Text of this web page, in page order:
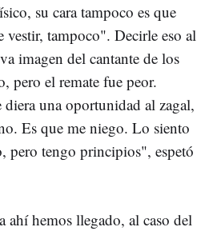
su cara tampoco es que
vestir, tampoco". Decirle eso al
imagen del cantante de los
pero el remate fue peor.
una oportunidad al zagal,
Es que me niego. Lo siento
pero tengo principios", espetó
hemos llegado, al caso del